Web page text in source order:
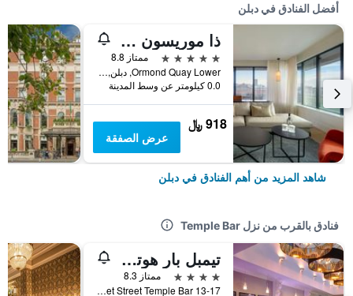
أفضل الفنادق في دبلن
ذا موريسون دوبلين، كوريو كوليكشن باي هيلتون
5 نجوم
ممتاز 8.8
Ormond Quay Lower, دبلن, أيرلندا
0.0 كيلومتر عن وسط المدينة
918 ﷼
عرض الصفقة
شاهد المزيد من أهم الفنادق في دبلن
فنادق بالقرب من نزل Temple Bar
تيمبل بار هوتل دوبلين باي ذا أنليميتد كوليكشن
4 نجوم
ممتاز 8.3
13-17 Fleet Street Temple Bar, دبلن, أيرلندا